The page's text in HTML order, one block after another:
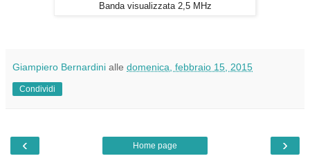
Banda visualizzata 2,5 MHz
Giampiero Bernardini alle domenica, febbraio 15, 2015
Condividi
‹ ›
Home page